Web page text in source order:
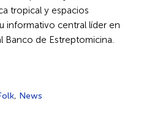
tropical y espacios
informativo central líder en
Banco de Estreptomicina.
, News